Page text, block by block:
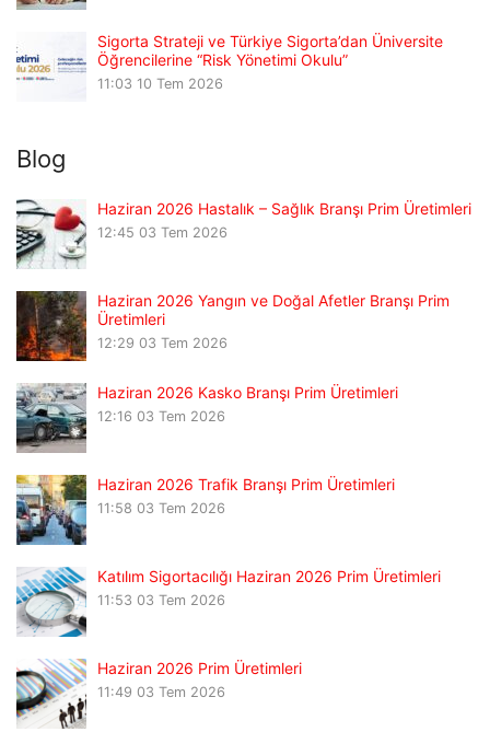
Sigorta Strateji ve Türkiye Sigorta’dan Üniversite
Öğrencilerine “Risk Yönetimi Okulu”
11:03 10 Tem 2026
Blog
Haziran 2026 Hastalık – Sağlık Branşı Prim Üretimleri
12:45 03 Tem 2026
Haziran 2026 Yangın ve Doğal Afetler Branşı Prim
Üretimleri
12:29 03 Tem 2026
Haziran 2026 Kasko Branşı Prim Üretimleri
12:16 03 Tem 2026
Haziran 2026 Trafik Branşı Prim Üretimleri
11:58 03 Tem 2026
Katılım Sigortacılığı Haziran 2026 Prim Üretimleri
11:53 03 Tem 2026
Haziran 2026 Prim Üretimleri
11:49 03 Tem 2026